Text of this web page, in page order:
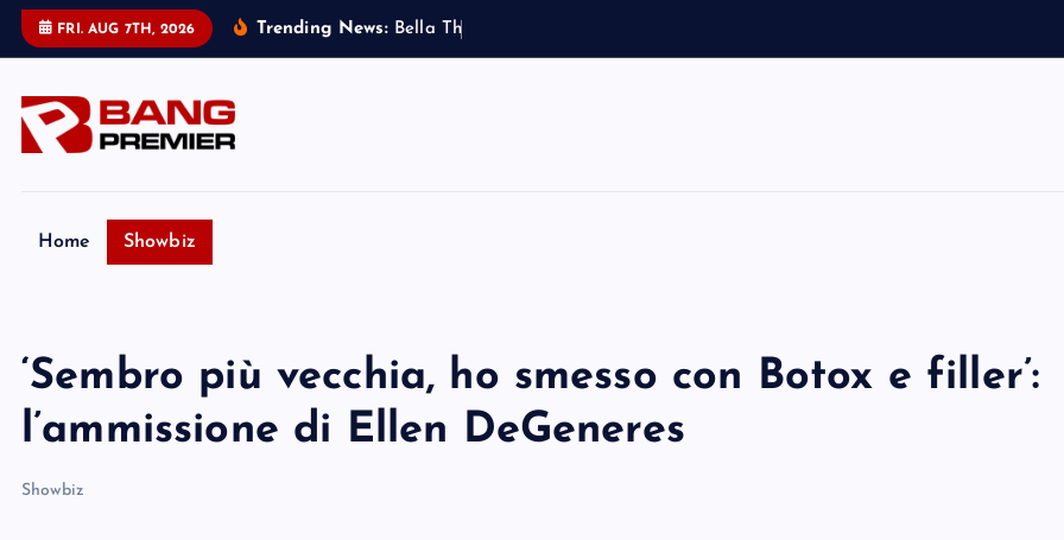
FRI. AUG 7TH, 2026 Trending News: Be a T h
Home Showbiz
‘Sembro più vecchia, ho smesso con Botox e filler’:
l’ammissione di Ellen DeGeneres
Showbiz